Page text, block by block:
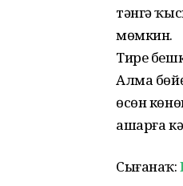
тәнгә
мөмкин.
Тире
Алма
өсөн
ашарға
Сығанаҡ: